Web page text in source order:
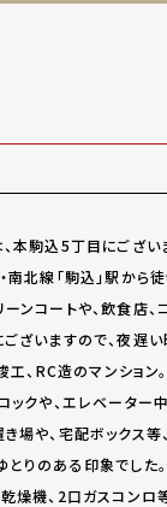
本駒込5丁目にござい
南北線「駒込」駅から
ンコートや、飲食店
ざいますので、夜遅
、RC造のマンション。
ックや、エレベータ
場や、宅配ボックス
りのある印象でし
燥機、2口ガスコンロ